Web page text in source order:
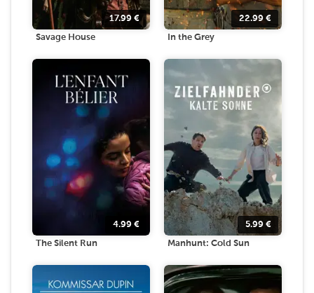
17.99 €
Savage House
22.99 €
In the Grey
4.99 €
The Silent Run
5.99 €
Manhunt: Cold Sun